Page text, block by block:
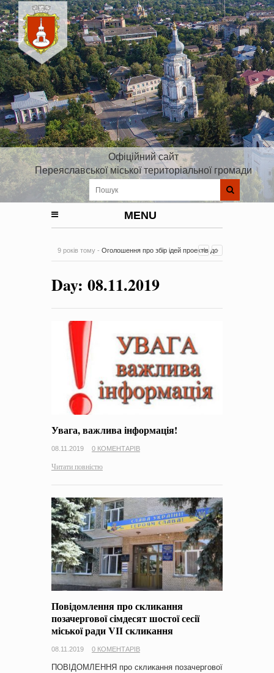
Офіційний сайт
Переяславської міської територіальної громади
MENU
9 років тому - Оголошення про збір ідей проектів до
на період 2018 – 2020 роки Оголошення про збір ідей
проектів
0 Коментарів
Day: 08.11.2019
Увага, важлива інформація!
08.11.2019 0 КОМЕНТАРІВ
Читати повністю
Повідомлення про скликання
позачергової сімдесят шостої сесії
міської ради VІІ скликання
08.11.2019 0 КОМЕНТАРІВ
ПОВІДОМЛЕННЯ про скликання позачергової